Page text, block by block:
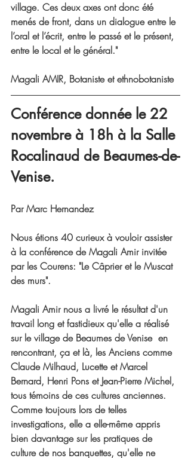
village. Ces deux axes ont donc été
menés de front, dans un dialogue entre le
l’oral et l’écrit, entre le passé et le présent,
entre le local et le général."
Magali AMIR, Botaniste et ethnobotaniste
Conférence donnée le 22
novembre à 18h à la Salle
Rocalinaud de Beaumes-de-
Venise.
Par Marc Hernandez
Nous étions 40 curieux à vouloir assister
à la conférence de Magali Amir invitée
par les Courens: "Le Câprier et le Muscat
des murs".
Magali Amir nous a livré le résultat d'un
travail long et fastidieux qu'elle a réalisé
sur le village de Beaumes de Venise  en
rencontrant, ça et là, les Anciens comme
Claude Milhaud, Lucette et Marcel
Bernard, Henri Pons et Jean-Pierre Michel,
tous témoins de ces cultures anciennes.
Comme toujours lors de telles
investigations, elle a elle-même appris
bien davantage sur les pratiques de
culture de nos banquettes, qu'elle ne